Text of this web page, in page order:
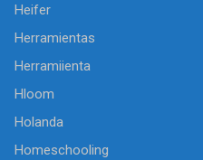
Heifer
Herramientas
Herramiienta
Hloom
Holanda
Homeschooling